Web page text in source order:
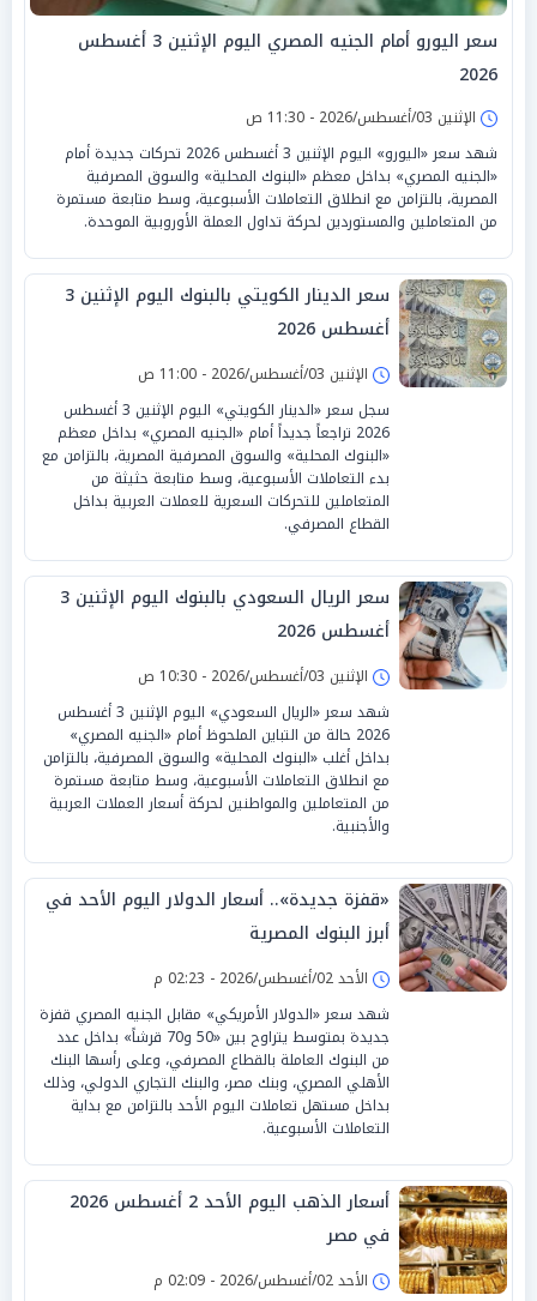
سعر اليورو أمام الجنيه المصري اليوم الإثنين 3 أغسطس
2026
الإثنين 03/أغسطس/2026 - 11:30 ص
شهد سعر «اليورو» اليوم الإثنين 3 أغسطس 2026 تحركات جديدة أمام
«الجنيه المصري» بداخل معظم «البنوك المحلية» والسوق المصرفية
المصرية، بالتزامن مع انطلاق التعاملات الأسبوعية، وسط متابعة مستمرة
من المتعاملين والمستوردين لحركة تداول العملة الأوروبية الموحدة.
سعر الدينار الكويتي بالبنوك اليوم الإثنين 3
أغسطس 2026
الإثنين 03/أغسطس/2026 - 11:00 ص
سجل سعر «الدينار الكويتي» اليوم الإثنين 3 أغسطس
2026 تراجعاً جديداً أمام «الجنيه المصري» بداخل معظم
«البنوك المحلية» والسوق المصرفية المصرية، بالتزامن مع
بدء التعاملات الأسبوعية، وسط متابعة حثيثة من
المتعاملين للتحركات السعرية للعملات العربية بداخل
القطاع المصرفي.
سعر الريال السعودي بالبنوك اليوم الإثنين 3
أغسطس 2026
الإثنين 03/أغسطس/2026 - 10:30 ص
شهد سعر «الريال السعودي» اليوم الإثنين 3 أغسطس
2026 حالة من التباين الملحوظ أمام «الجنيه المصري»
بداخل أغلب «البنوك المحلية» والسوق المصرفية، بالتزامن
مع انطلاق التعاملات الأسبوعية، وسط متابعة مستمرة
من المتعاملين والمواطنين لحركة أسعار العملات العربية
والأجنبية.
«قفزة جديدة».. أسعار الدولار اليوم الأحد في
أبرز البنوك المصرية
الأحد 02/أغسطس/2026 - 02:23 م
شهد سعر «الدولار الأمريكي» مقابل الجنيه المصري قفزة
جديدة بمتوسط يتراوح بين «50 و70 قرشاً» بداخل عدد
من البنوك العاملة بالقطاع المصرفي، وعلى رأسها البنك
الأهلي المصري، وبنك مصر، والبنك التجاري الدولي، وذلك
بداخل مستهل تعاملات اليوم الأحد بالتزامن مع بداية
التعاملات الأسبوعية.
أسعار الذهب اليوم الأحد 2 أغسطس 2026
في مصر
الأحد 02/أغسطس/2026 - 02:09 م